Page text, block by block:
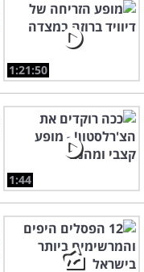
1:21:50
1:44